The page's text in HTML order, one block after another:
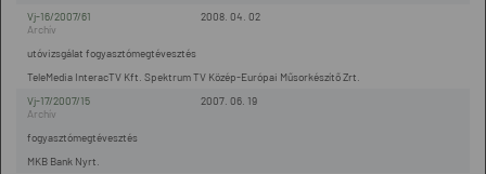
2008. 04. 02
Vj-16/2007/61
TeleMedia InteracTV Kft. Spektrum TV Közép-Európai Műsorkészítő Zrt.
utóvizsgálat fogyasztómegtévesztés
2007. 06. 19
Vj-17/2007/15
MKB Bank Nyrt.
fogyasztómegtévesztés